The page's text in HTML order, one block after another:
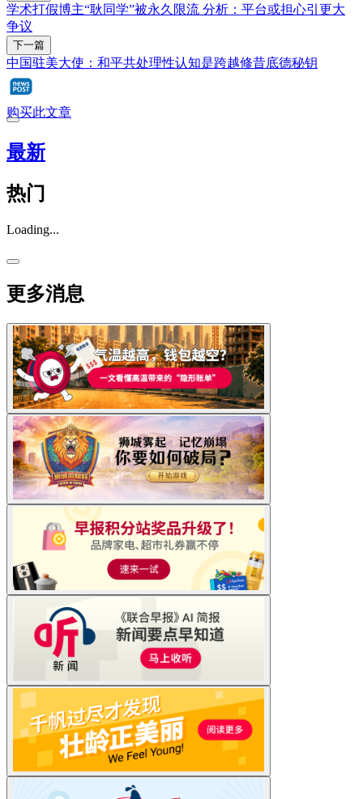
学术打假博主“耿同学”被永久限流 分析：平台或担心引更大
争议
下一篇
中国驻美大使：和平共处理性认知是跨越修昔底德秘钥
购买此文章
最新
热门
Loading...
更多消息